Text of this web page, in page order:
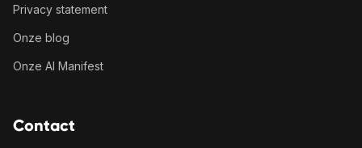
Privacy statement
Onze blog
Onze AI Manifest
Contact